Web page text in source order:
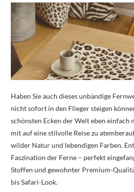
Haben Sie auch dieses unbändige
nicht sofort in den Flieger steigen
schönsten Ecken der Welt eben einfach
mit auf eine stilvolle Reise zu
wilder Natur und lebendigen Farben.
Faszination der Ferne – perfekt
Stoffen und gewohnter Premium-
bis Safari-Look.